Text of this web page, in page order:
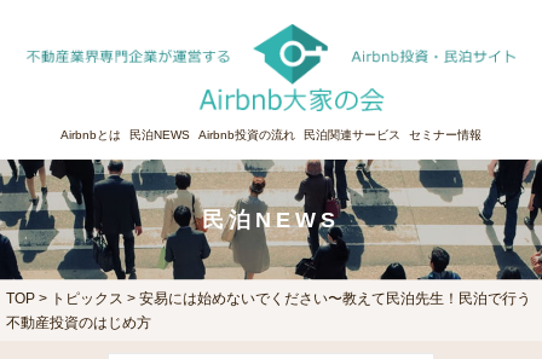
Airbnbとは 民泊NEWS Airbnb投資の流れ 民泊関連サービス セミナー情報
民泊NEWS
TOP > トピックス > 安易には始めないでください〜教えて民泊先生！民泊で行う
不動産投資のはじめ方